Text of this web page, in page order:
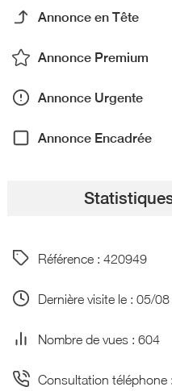
Annonce en Tête
Annonce Premium
Annonce Urgente
Annonce Encadrée
Référence : 420949
Dernière visite le : 05/
Nombre de vues : 604
Consultation téléphone